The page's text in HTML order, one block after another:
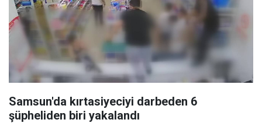
Samsun'da kırtasiyeciyi darbeden 6
şüpheliden biri yakalandı